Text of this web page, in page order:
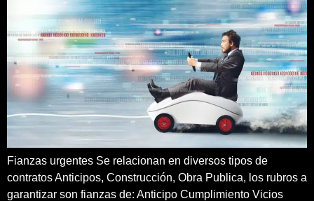
Fianzas urgentes Se relacionan en diversos tipos de
contratos Anticipos, Construcción, Obra Publica, los rubros a
garantizar son fianzas de: Anticipo Cumplimiento Vicios